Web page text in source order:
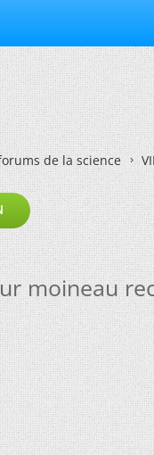
de la science
moineau